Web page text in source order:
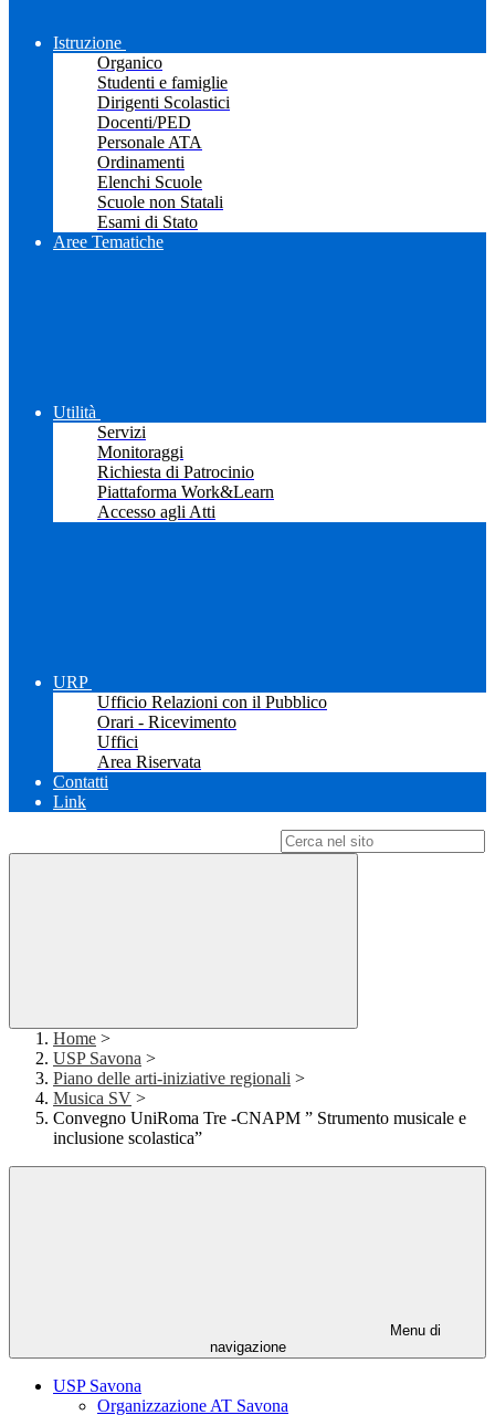
Istruzione
Organico
Studenti e famiglie
Dirigenti Scolastici
Docenti/PED
Personale ATA
Ordinamenti
Elenchi Scuole
Scuole non Statali
Esami di Stato
Aree Tematiche
Utilità
Servizi
Monitoraggi
Richiesta di Patrocinio
Piattaforma Work&Learn
Accesso agli Atti
URP
Ufficio Relazioni con il Pubblico
Orari - Ricevimento
Uffici
Area Riservata
Contatti
Link
Home >
USP Savona >
Piano delle arti-iniziative regionali >
Musica SV >
Convegno UniRoma Tre -CNAPM ” Strumento musicale e
inclusione scolastica”
Menu di
navigazione
USP Savona
Organizzazione AT Savona